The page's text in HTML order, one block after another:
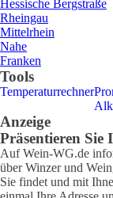
Hessische Bergstraße
Rheingau
Mittelrhein
Nahe
Franken
Tools
Temperaturrechner
Anzeige
Präsentieren Sie
Auf Wein-WG.de
über Winzer und
Sie findet und mit